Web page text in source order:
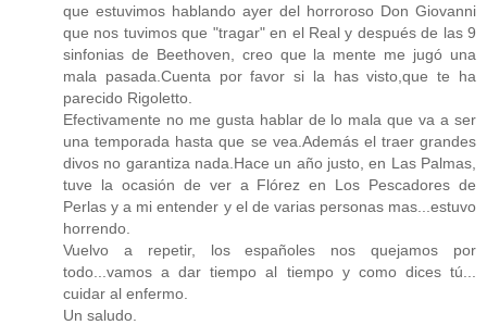
que estuvimos hablando ayer del horroroso Don Giovanni
que nos tuvimos que "tragar" en el Real y después de las 9
sinfonias de Beethoven, creo que la mente me jugó una
mala pasada.Cuenta por favor si la has visto,que te ha
parecido Rigoletto.
Efectivamente no me gusta hablar de lo mala que va a ser
una temporada hasta que se vea.Además el traer grandes
divos no garantiza nada.Hace un año justo, en Las Palmas,
tuve la ocasión de ver a Flórez en Los Pescadores de
Perlas y a mi entender y el de varias personas mas...estuvo
horrendo.
Vuelvo a repetir, los españoles nos quejamos por
todo...vamos a dar tiempo al tiempo y como dices tú...
cuidar al enfermo.
Un saludo.